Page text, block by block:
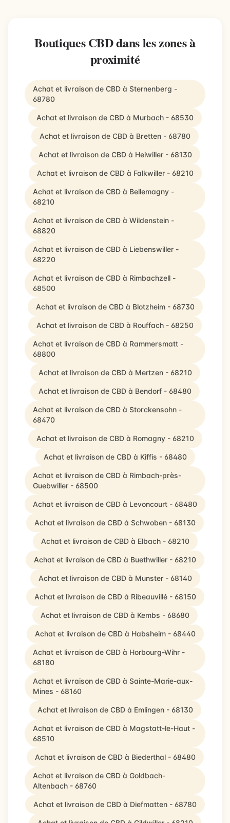
Boutiques CBD dans les zones à
proximité
Achat et livraison de CBD à Sternenberg -
68780
Achat et livraison de CBD à Murbach - 68530
Achat et livraison de CBD à Bretten - 68780
Achat et livraison de CBD à Heiwiller - 68130
Achat et livraison de CBD à Falkwiller - 68210
Achat et livraison de CBD à Bellemagny -
68210
Achat et livraison de CBD à Wildenstein -
68820
Achat et livraison de CBD à Liebenswiller -
68220
Achat et livraison de CBD à Rimbachzell -
68500
Achat et livraison de CBD à Blotzheim - 68730
Achat et livraison de CBD à Rouffach - 68250
Achat et livraison de CBD à Rammersmatt -
68800
Achat et livraison de CBD à Mertzen - 68210
Achat et livraison de CBD à Bendorf - 68480
Achat et livraison de CBD à Storckensohn -
68470
Achat et livraison de CBD à Romagny - 68210
Achat et livraison de CBD à Kiffis - 68480
Achat et livraison de CBD à Rimbach-près-
Guebwiller - 68500
Achat et livraison de CBD à Levoncourt - 68480
Achat et livraison de CBD à Schwoben - 68130
Achat et livraison de CBD à Elbach - 68210
Achat et livraison de CBD à Buethwiller - 68210
Achat et livraison de CBD à Munster - 68140
Achat et livraison de CBD à Ribeauvillé - 68150
Achat et livraison de CBD à Kembs - 68680
Achat et livraison de CBD à Habsheim - 68440
Achat et livraison de CBD à Horbourg-Wihr -
68180
Achat et livraison de CBD à Sainte-Marie-aux-
Mines - 68160
Achat et livraison de CBD à Emlingen - 68130
Achat et livraison de CBD à Magstatt-le-Haut -
68510
Achat et livraison de CBD à Biederthal - 68480
Achat et livraison de CBD à Goldbach-
Altenbach - 68760
Achat et livraison de CBD à Diefmatten - 68780